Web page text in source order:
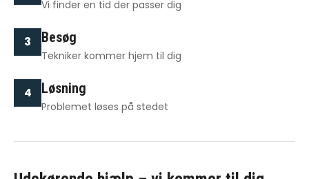
Vi finder en tid der passer dig
3 Besøg
Tekniker kommer hjem til dig
4 Løsning
Problemet løses på stedet